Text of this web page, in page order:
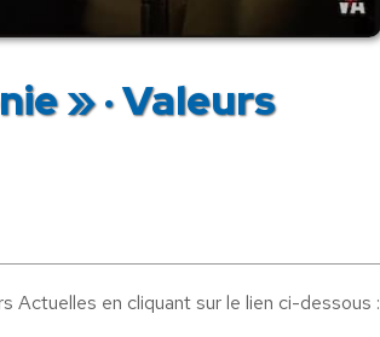
» · Valeurs
Actuelles en cliquant sur le lien ci-dessous :